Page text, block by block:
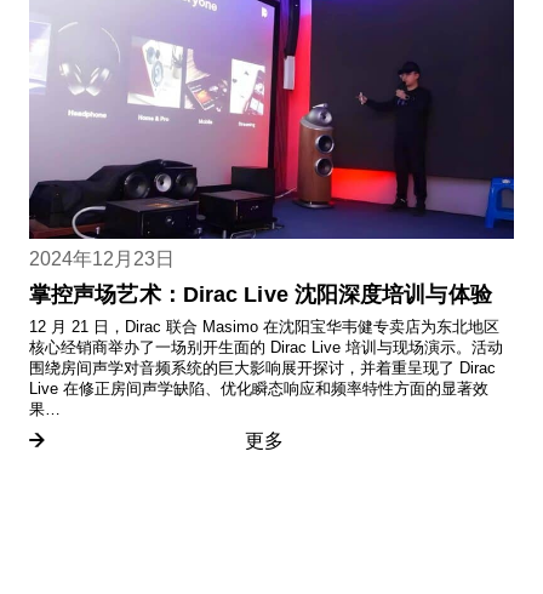
2024年12月23日
掌控声场艺术：Dirac Live 沈阳深度培训与体验
12 月 21 日，Dirac 联合 Masimo 在沈阳宝华韦健专卖店为东北地区
核心经销商举办了一场别开生面的 Dirac Live 培训与现场演示。活动
围绕房间声学对音频系统的巨大影响展开探讨，并着重呈现了 Dirac
Live 在修正房间声学缺陷、优化瞬态响应和频率特性方面的显著效
果…
更多